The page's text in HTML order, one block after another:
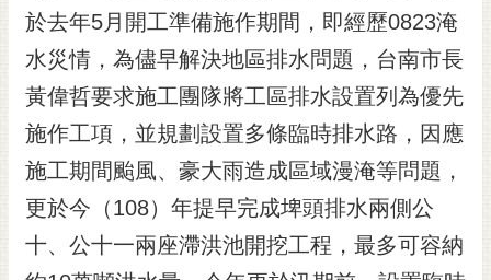
閱
電
子
報
市
民
信
箱
English
於去年5月開工準備施作期間，即經歷0823淹
水災情，為儘早解決地區排水問題，台南市長
黃偉哲要求施工團隊將工區排水設置列為優先
施作工項，並規劃設置多條臨時排水路，因應
施工期間颱風、豪大雨造成區域漫淹等問題，
更於今（108）年提早完成埤頭排水兩側公
十、公十一兩座滯洪池開挖工程，最多可容納